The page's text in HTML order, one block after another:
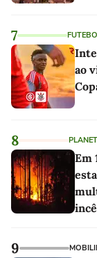
7
ao
8
Em
9